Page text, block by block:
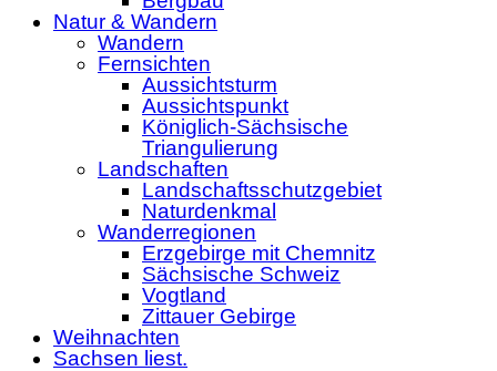
Natur & Wandern
Wandern
Fernsichten
Aussichtsturm
Aussichtspunkt
Königlich-Sächsische
Triangulierung
Landschaften
Landschaftsschutzgebiet
Naturdenkmal
Wanderregionen
Erzgebirge mit Chemnitz
Sächsische Schweiz
Vogtland
Zittauer Gebirge
Weihnachten
Sachsen liest.